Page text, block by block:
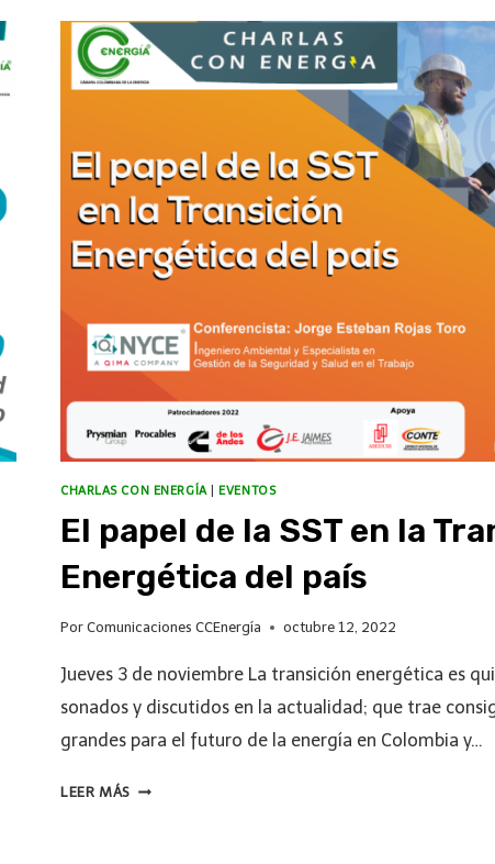
CHARLAS CON ENERGÍA |EVENTOS
El papel de la SST en la
Energética del país
Por Comunicaciones CCEnergía octubre 12, 2022
Jueves 3 de noviembre La transición energética es
sonados y discutidos en la actualidad; que trae
grandes para el futuro de la energía en Colombia y…
LEER MÁS